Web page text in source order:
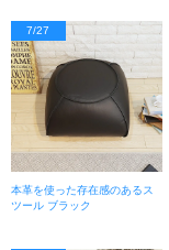
7/27
本革を使った存在感のあるス
ツール ブラック